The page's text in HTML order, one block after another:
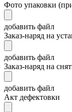
Фото упаковки
добавить файл
Заказ-наряд на
добавить файл
Заказ-наряд на
добавить файл
Акт дефектовки